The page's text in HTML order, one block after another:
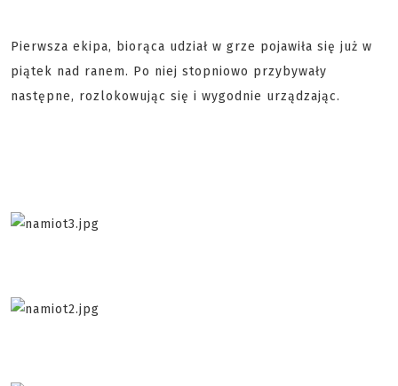
Pierwsza ekipa, biorąca udział w grze pojawiła się już w
piątek nad ranem. Po niej stopniowo przybywały
następne, rozlokowując się i wygodnie urządzając.